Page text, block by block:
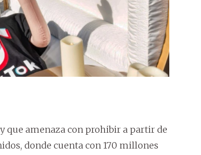
que amenaza con prohibir a partir de
donde cuenta con 170 millones